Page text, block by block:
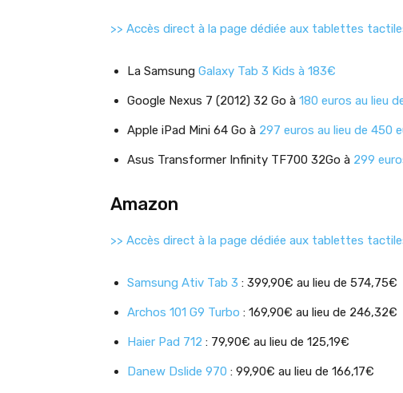
>> Accès direct à la page dédiée aux tablettes
La Samsung Galaxy Tab 3 Kids à 183€
Google Nexus 7 (2012) 32 Go à 180 euros au lieu
Apple iPad Mini 64 Go à 297 euros au lieu de 450
Asus Transformer Infinity TF700 32Go à 299
Amazon
>> Accès direct à la page dédiée aux tablettes
Samsung Ativ Tab 3 : 399,90€ au lieu de 574,75€
Archos 101 G9 Turbo : 169,90€ au lieu de 246,32€
Haier Pad 712 : 79,90€ au lieu de 125,19€
Danew Dslide 970 : 99,90€ au lieu de 166,17€